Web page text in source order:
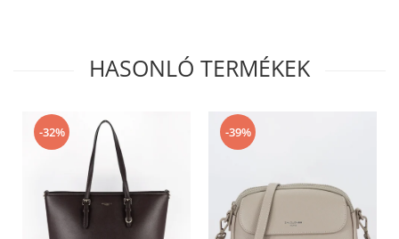
HASONLÓ TERMÉKEK
-32% -39%